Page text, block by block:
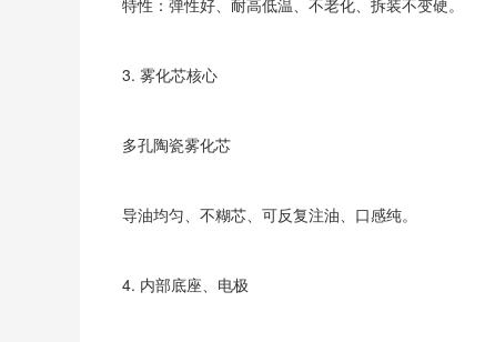
特性：弹性好、耐高低温、不老化、拆装不变硬。
3. 雾化芯核心
多孔陶瓷雾化芯
导油均匀、不糊芯、可反复注油、口感纯。
4. 内部底座、电极